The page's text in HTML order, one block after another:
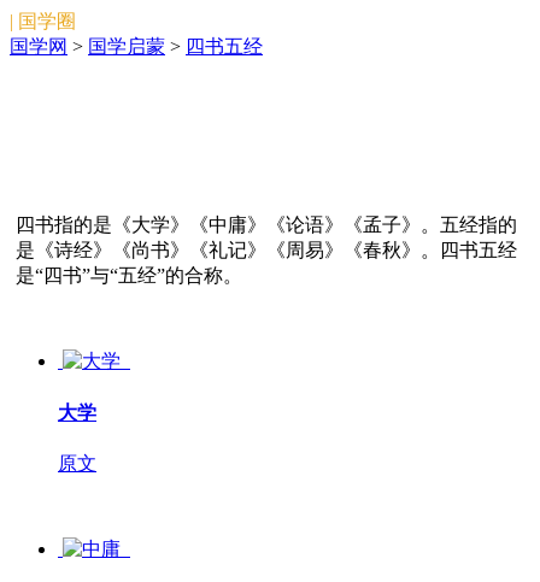
| 国学圈
国学网 > 国学启蒙 > 四书五经
四书指的是《大学》《中庸》《论语》《孟子》。五经指的
是《诗经》《尚书》《礼记》《周易》《春秋》。四书五经
是“四书”与“五经”的合称。
大学
原文